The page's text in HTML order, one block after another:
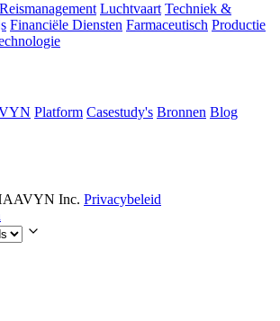
Reismanagement Luchtvaart Techniek &
Financiële Diensten Farmaceutisch Productie
Platform Casestudy's Bronnen Blog
Inc. Privacybeleid